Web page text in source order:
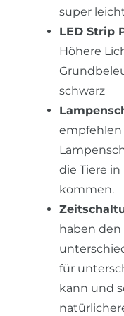
super
LED Strip
Höhere
schwarz
empfehlen
die Tiere
kommen.
haben den
für
kann und